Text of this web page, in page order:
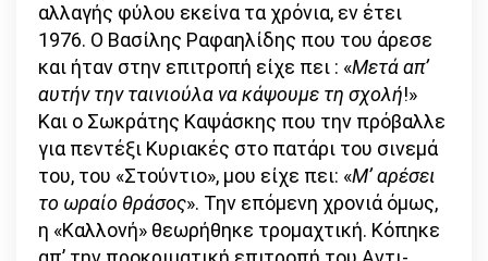
αλλαγής φύλου εκείνα τα χρόνια, εν έτει
1976. Ο Βασίλης Ραφαηλίδης που του άρεσε
και ήταν στην επιτροπή είχε πει : «Μετά απ’
αυτήν την ταινιούλα να κάψουμε τη σχολή!»
Και ο Σωκράτης Καψάσκης που την πρόβαλλε
για πεντέξι Κυριακές στο πατάρι του σινεμά
του, του «Στούντιο», μου είχε πει: «Μ’ αρέσει
το ωραίο θράσος». Την επόμενη χρονιά όμως,
η «Καλλονή» θεωρήθηκε τρομαχτική. Κόπηκε